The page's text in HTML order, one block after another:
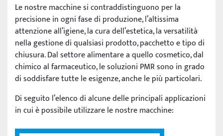
Le nostre macchine si contraddistinguono per la
precisione in ogni fase di produzione, l’altissima
attenzione all’igiene, la cura dell’estetica, la versatilità
nella gestione di qualsiasi prodotto, pacchetto e tipo di
chiusura. Dal settore alimentare a quello cosmetico, dal
chimico al farmaceutico, le soluzioni PMR sono in grado
di soddisfare tutte le esigenze, anche le più particolari.
Di seguito l’elenco di alcune delle principali applicazioni
in cui è possibile utilizzare le nostre macchine: